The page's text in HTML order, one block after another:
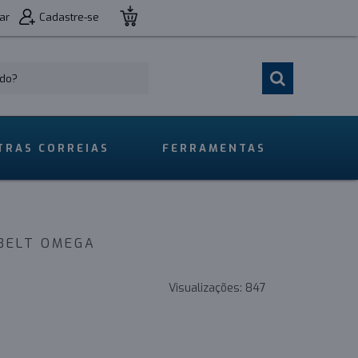
Cadastre-se
CORREIAS FERRAMENTAS
OMEGA
Visualizações: 847